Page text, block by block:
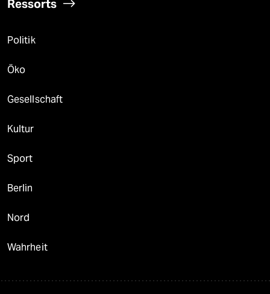
Ressorts
Politik
Öko
Gesellschaft
Kultur
Sport
Berlin
Nord
Wahrheit